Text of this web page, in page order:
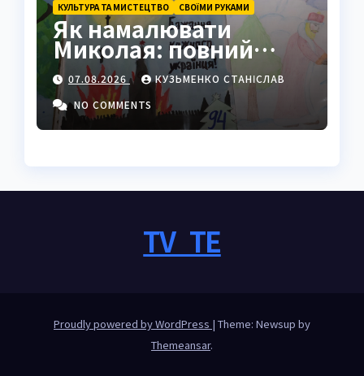
КУЛЬТУРА ТА МИСТЕЦТВО СВОЇМИ РУКАМИ
Як намалювати
Миколая: повний
покроковий гайд з
секретами майстрів
07.08.2026
КУЗЬМЕНКО СТАНІСЛАВ
NO COMMENTS
TV_TE
Proudly powered by WordPress | Theme: Newsup by
Themeansar.